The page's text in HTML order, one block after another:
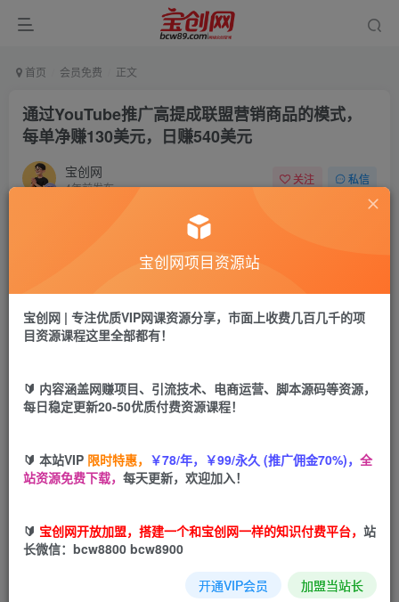
首页 会员免费 正文
通过YouTube推广高提成联盟营销商品的模式，
每单净赚130美元，日赚540美元
宝创网
4年前发布
关注 私信
宝币9.9 宝币 19.9
立即购买
一种营销手段。而作为世界最大的视频分享网站，YouTube
量的视频，就可以为你带来源源不断的收入。
宝创网项目资源站
宝创网 | 专注优质VIP网课资源分享，市面上收费几百几千的项
目资源课程这里全部都有！
🔰 内容涵盖网赚项目、引流技术、电商运营、脚本源码等资源，
每日稳定更新20-50优质付费资源课程！
🔰 本站VIP 限时特惠， ￥78/年，￥99/永久 (推广佣金70%)， 全
站资源免费下载， 每天更新，欢迎加入！
🔰 宝创网开放加盟，搭建一个和宝创网一样的知识付费平台， 站
长微信：bcw8800 bcw8900
开通VIP会员 加盟当站长